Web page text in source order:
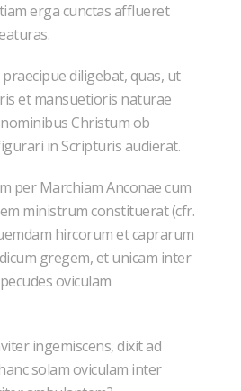
erga cunctas afflueret
diligebat, quas, ut
et mansuetioris naturae
Christum ob
in Scripturis audierat.
per Marchiam Anconae cum
ministrum constituerat (cfr.
hircorum et caprarum
gregem, et unicam inter
oviculam
ingemiscens, dixit ad
solam oviculam inter